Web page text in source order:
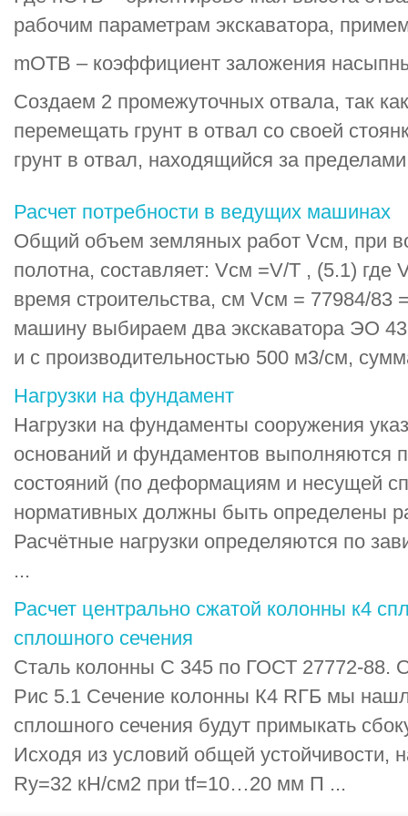
рабочим параметрам экскаватора,
mОТВ – коэффициент заложения
Создаем 2 промежуточных отвала, так
перемещать грунт в отвал со своей
грунт в отвал, находящийся за
Расчет потребности в ведущих машинах
Общий объем земляных работ Vсм, при
полотна, составляет: Vсм =V/T , (5.1) где
время строительства, см Vсм = 77984/
машину выбираем два экскаватора ЭО
и с производительностью 500 м3/см,
Нагрузки на фундамент
Нагрузки на фундаменты сооружения
оснований и фундаментов выполняются
состояний (по деформациям и несущей
нормативных должны быть определены
Расчётные нагрузки определяются по
...
Расчет центрально сжатой колонны к4
сплошного сечения
Сталь колонны С 345 по ГОСТ 27772-88.
Рис 5.1 Сечение колонны К4 RГБ мы
сплошного сечения будут примыкать
Исходя из условий общей
Ry=32 кН/см2 при tf=10…20 мм П ...